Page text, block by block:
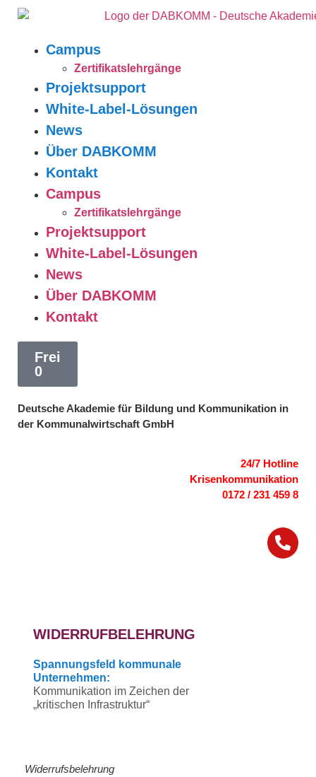
Campus
Zertifikatslehrgänge
Projektsupport
White-Label-Lösungen
News
Über DABKOMM
Kontakt
Campus
Zertifikatslehrgänge
Projektsupport
White-Label-Lösungen
News
Über DABKOMM
Kontakt
Frei
0
Deutsche Akademie für Bildung und Kommunikation in
der Kommunalwirtschaft GmbH
24/7 Hotline
Krisenkommunikation
0172 / 231 459 8
WIDERRUFBELEHRUNG
Spannungsfeld kommunale
Unternehmen:
Kommunikation im Zeichen der
„kritischen Infrastruktur“
Widerrufsbelehrung